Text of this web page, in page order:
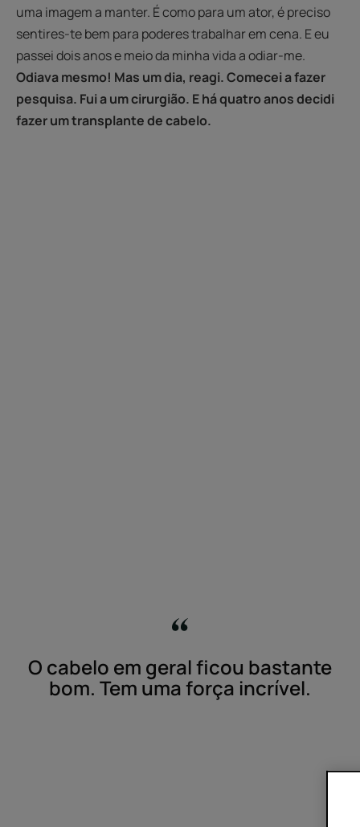
uma imagem a manter. É como para um ator, é preciso
sentires-te bem para poderes trabalhar em cena. E eu
passei dois anos e meio da minha vida a odiar-me.
Odiava mesmo! Mas um dia, reagi. Comecei a fazer
pesquisa. Fui a um cirurgião. E há quatro anos decidi
fazer um transplante de cabelo.
O cabelo em geral ficou bastante
bom. Tem uma força incrível.